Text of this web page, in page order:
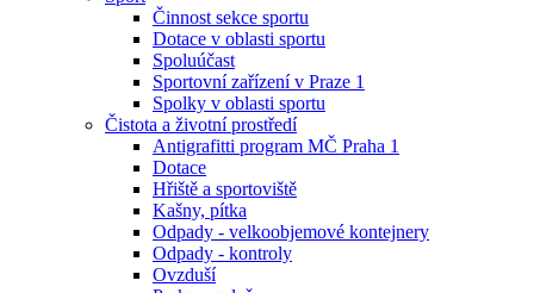
Činnost sekce sportu
Dotace v oblasti sportu
Spoluúčast
Sportovní zařízení v Praze 1
Spolky v oblasti sportu
Čistota a životní prostředí
Antigrafitti program MČ Praha 1
Dotace
Hřiště a sportoviště
Kašny, pítka
Odpady - velkoobjemové kontejnery
Odpady - kontroly
Ovzduší